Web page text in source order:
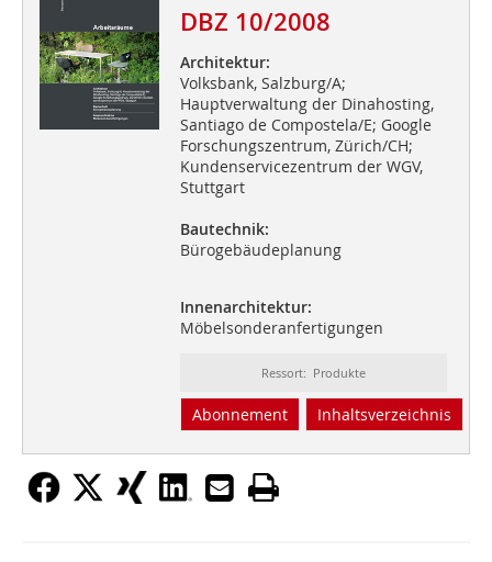
DBZ 10/2008
Architektur:
Volksbank, Salzburg/A;
Hauptverwaltung der Dinahosting,
Santiago de Compostela/E; Google
Forschungszentrum, Zürich/CH;
Kundenservicezentrum der WGV,
Stuttgart
Bautechnik:
Bürogebäudeplanung
Innenarchitektur:
Möbelsonderanfertigungen
Ressort: Produkte
Abonnement Inhaltsverzeichnis